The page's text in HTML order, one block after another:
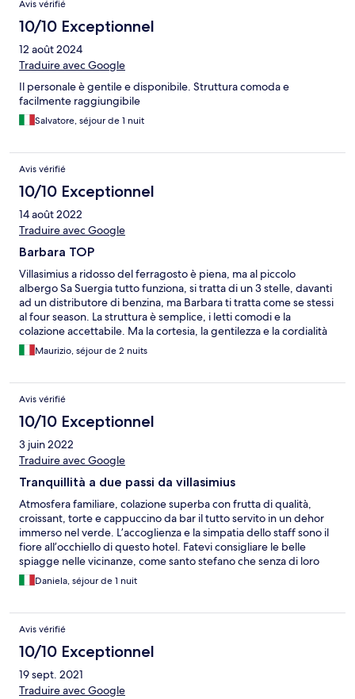
Avis vérifié
10/10 Exceptionnel
12 août 2024
Traduire avec Google
Il personale è gentile e disponibile. Struttura comoda e
facilmente raggiungibile
Salvatore, séjour de 1 nuit
Avis vérifié
10/10 Exceptionnel
14 août 2022
Traduire avec Google
Barbara TOP
Villasimius a ridosso del ferragosto è piena, ma al piccolo
albergo Sa Suergia tutto funziona, si tratta di un 3 stelle, davanti
ad un distributore di benzina, ma Barbara ti tratta come se stessi
al four season. La struttura è semplice, i letti comodi e la
colazione accettabile. Ma la cortesia, la gentilezza e la cordialità
rendono tutto migliore.
Maurizio, séjour de 2 nuits
Avis vérifié
10/10 Exceptionnel
3 juin 2022
Traduire avec Google
Tranquillità a due passi da villasimius
Atmosfera familiare, colazione superba con frutta di qualità,
croissant, torte e cappuccino da bar il tutto servito in un dehor
immerso nel verde. L’accoglienza e la simpatia dello staff sono il
fiore all’occhiello di questo hotel. Fatevi consigliare le belle
spiagge nelle vicinanze, come santo stefano che senza di loro
non avremmo potuto visitare! Un angolo di paradiso! Grazie di
tutto
Daniela, séjour de 1 nuit
Avis vérifié
10/10 Exceptionnel
19 sept. 2021
Traduire avec Google